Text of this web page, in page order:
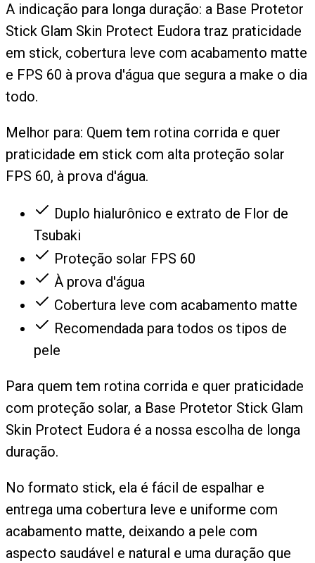
A indicação para longa duração: a Base Protetor
Stick Glam Skin Protect Eudora traz praticidade
em stick, cobertura leve com acabamento matte
e FPS 60 à prova d'água que segura a make o dia
todo.
Melhor para: Quem tem rotina corrida e quer
praticidade em stick com alta proteção solar
FPS 60, à prova d'água.
Duplo hialurônico e extrato de Flor de
Tsubaki
Proteção solar FPS 60
À prova d'água
Cobertura leve com acabamento matte
Recomendada para todos os tipos de
pele
Para quem tem rotina corrida e quer praticidade
com proteção solar, a Base Protetor Stick Glam
Skin Protect Eudora é a nossa escolha de longa
duração.
No formato stick, ela é fácil de espalhar e
entrega uma cobertura leve e uniforme com
acabamento matte, deixando a pele com
aspecto saudável e natural e uma duração que